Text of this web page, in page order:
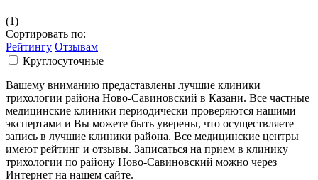
(1)
Сортировать по:
Рейтингу Отзывам
Круглосуточные
Вашему вниманию предаставлены лучшие клиники
трихологии района Ново-Савиновский в Казани. Все частные
медицинские клиники периодически проверяются нашими
экспертами и Вы можете быть уверены, что осуществляете
запись в лучшие клиники района. Все медицинские центры
имеют рейтинг и отзывы. Записаться на прием в клинику
трихологии по району Ново-Савиновский можно через
Интернет на нашем сайте.